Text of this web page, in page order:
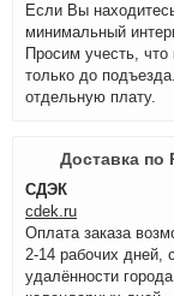
Если Вы
минимальный
Просим учесть,
только до
отдельную плату.
Доставка по
СДЭК
cdek.ru
Оплата заказа
2-14 рабочих дней,
удалённости